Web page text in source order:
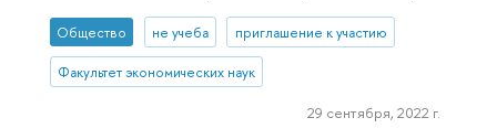
Общество не учеба приглашение к участию
Факультет экономических наук
29 сентября, 2022 г.